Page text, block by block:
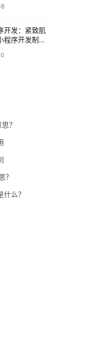
开发：紧致肌
程序开发制作
？
？
么？